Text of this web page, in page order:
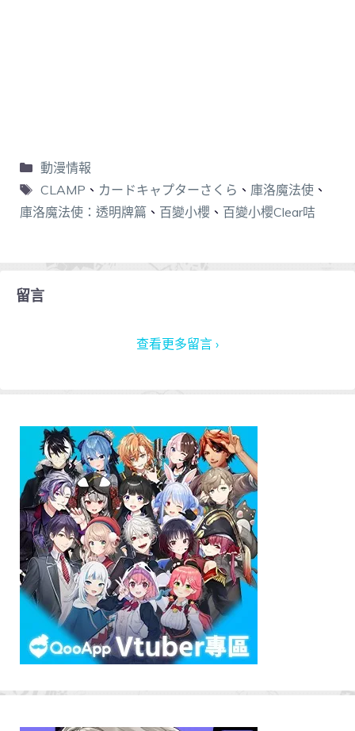
動漫情報
CLAMP 、 カードキャプターさくら 、 庫洛魔法使、
庫洛魔法使：透明牌篇 、 百變小櫻 、 百變小櫻Clear咭
留言
查看更多留言 ›